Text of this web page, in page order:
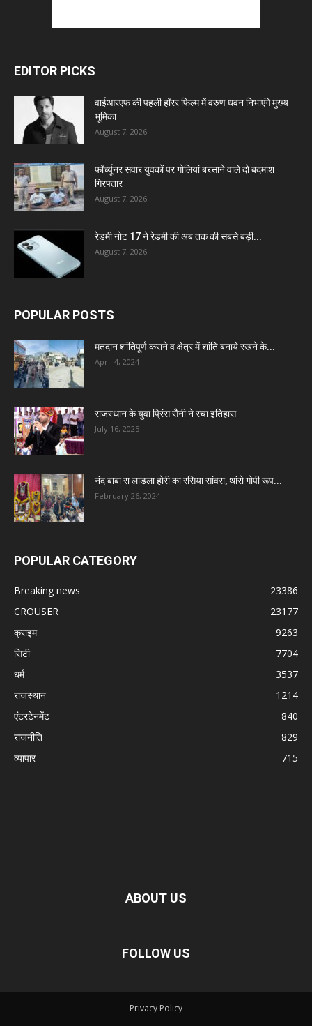
EDITOR PICKS
वाईआरएफ की पहली हॉरर फिल्म में वरुण धवन निभाएंगे मुख्य
भूमिका
August 7, 2026
फॉर्च्यूनर सवार युवकों पर गोलियां बरसाने वाले दो बदमाश
गिरफ्तार
August 7, 2026
रेडमी नोट 17 ने रेडमी की अब तक की सबसे बड़ी...
August 7, 2026
POPULAR POSTS
मतदान शांतिपूर्ण कराने व क्षेत्र में शांति बनाये रखने के...
April 4, 2024
राजस्थान के युवा प्रिंस सैनी ने रचा इतिहास
July 16, 2025
नंद बाबा रा लाडला होरी का रसिया सांवरा, थांरो गोपी रूप...
February 26, 2024
POPULAR CATEGORY
Breaking news
23386
CROUSER
23177
क्राइम
9263
सिटी
7704
धर्म
3537
राजस्थान
1214
एंटरटेनमेंट
840
राजनीति
829
व्यापार
715
ABOUT US
FOLLOW US
Privacy Policy